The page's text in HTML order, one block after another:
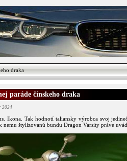
draka
paráde čínskeho draka
2024
Ikona. Tak hodnotí taliansky výrobca svoj
nemu štylizovanú bundu Dragon Varsity práve